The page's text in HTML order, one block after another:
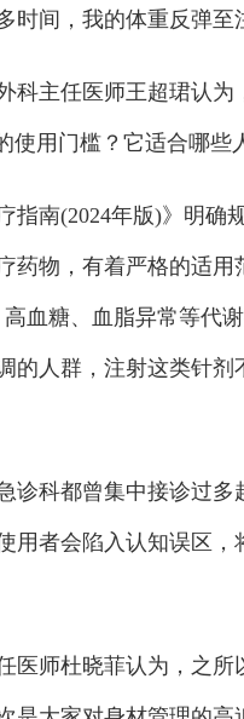
时间，我的体重反弹至
主任医师王超珺认为
使用门槛？它适合哪些
南(2024年版)》明确
药物，有着严格的适
血糖、血脂异常等代
的人群，注射这类针
科都曾集中接诊过多
用者会陷入认知误区
师杜晓菲认为，之所